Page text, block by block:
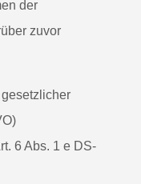
der
zuvor
6 Abs. 1 e DS-